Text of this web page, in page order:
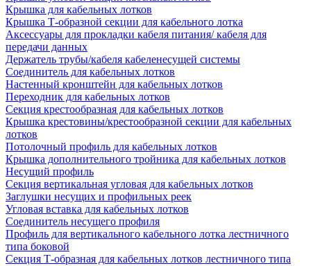
Крышка для кабельных лотков
Крышка Т-образной секции для кабельного лотка
Аксессуары для прокладки кабеля питания/ кабеля для
передачи данных
Держатель трубы/кабеля кабеленесущей системы
Соединитель для кабельных лотков
Настенный кронштейн для кабельных лотков
Переходник для кабельных лотков
Секция крестообразная для кабельных лотков
Крышка крестовины/крестообразной секции для кабельных
лотков
Потолочный профиль для кабельных лотков
Крышка дополнительного тройника для кабельных лотков
Несущий профиль
Секция вертикальная угловая для кабельных лотков
Заглушки несущих и профильных реек
Угловая вставка для кабельных лотков
Соединитель несущего профиля
Профиль для вертикального кабельного лотка лестничного
типа боковой
Секция Т-образная для кабельных лотков лестничного типа